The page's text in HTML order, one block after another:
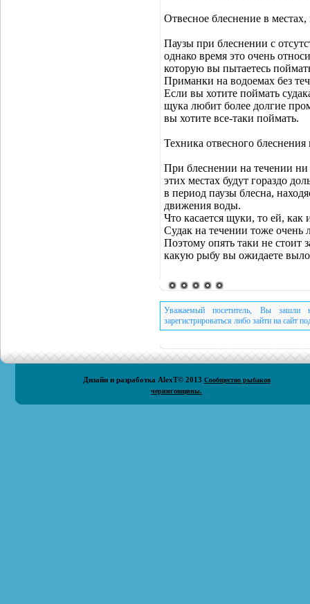
Отвесное блеснение в местах,
Паузы при блеснении с
однако время это очень
которую вы пытаетесь
Приманки на водоемах без
Если вы хотите поймать
щука любит более долгие
вы хотите все-таки поймать.
Техника отвесного блеснения
При блеснении на течении ни
этих местах будут гораздо
в период паузы блесна,
движения воды.
Что касается щуки, то ей, как
Судак на течении тоже очень
Поэтому опять таки не стоит
какую рыбу вы ожидаете
Уважаемый посетитель, Вы зашли
зарегистрироваться либо зайти на сайт
Дизайн и разработка AlexT© 2013 Сообщество рыбаков
черниговщины.